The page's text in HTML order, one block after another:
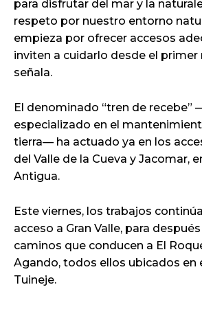
para disfrutar del mar y la
respeto por nuestro entorno
empieza por ofrecer accesos
inviten a cuidarlo desde el primer
señala.
El denominado “tren de recebe”
especializado en el
tierra— ha actuado ya en los
del Valle de la Cueva y Jacomar,
Antigua.
Este viernes, los trabajos
acceso a Gran Valle, para
caminos que conducen a El
Agando, todos ellos ubicados en
Tuineje.